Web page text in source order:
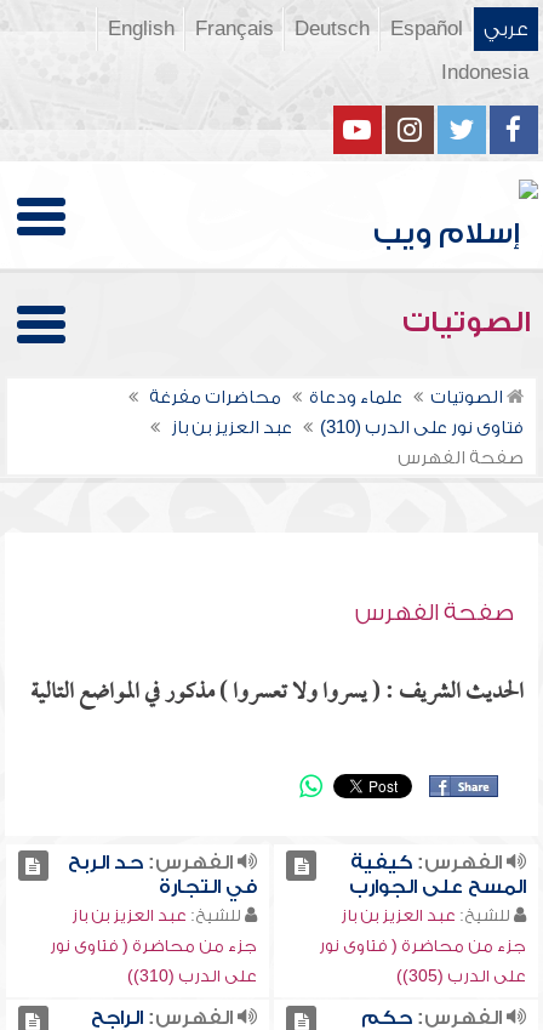
عربي Español
Deutsch
Français
English
Indonesia
الصوتيات
الصوتيات علماء ودعاة
محاضرات مفرغة
فتاوى نور على الدرب (310)
عبد العزيز بن باز
صفحة الفهرس
صفحة الفهرس
الحديث الشريف : ( يسروا ولا تعسروا ) مذكور في المواضع التالية
الفهرس:كيفية
المسح على الجوارب
للشيخ: عبد العزيز بن باز
جزء من محاضرة ( فتاوى نور
على الدرب (305))
الفهرس:حد الربح
في التجارة
للشيخ: عبد العزيز بن باز
جزء من محاضرة ( فتاوى نور
على الدرب (310))
الفهرس:حكم
الفهرس:الراجح